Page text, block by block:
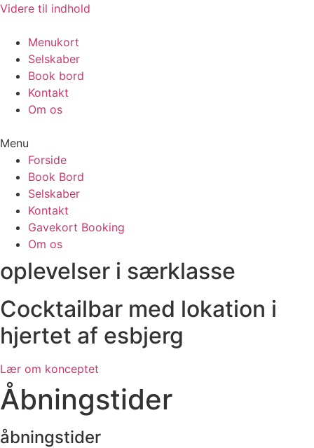
Videre til indhold
Menukort
Selskaber
Book bord
Kontakt
Om os
Menu
Forside
Book Bord
Selskaber
Kontakt
Gavekort Booking
Om os
oplevelser i særklasse
Cocktailbar med lokation i
hjertet af esbjerg
Lær om konceptet
Åbningstider
åbningstider